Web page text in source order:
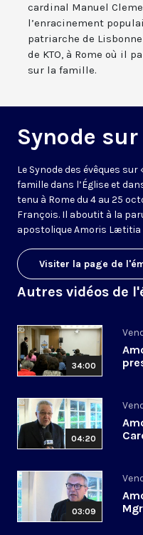
cardinal Manuel
l’enracinement
patriarche de
de KTO, à Rome où il
sur la famille.
Synode
Le Synode des évêques
famille dans l’Église et
tenu à Rome du 4 au 25
François. Il aboutit à la
apostolique Amoris Lætitia
Visiter la page de
Autres vidéos de
34:00
04:20
03:09